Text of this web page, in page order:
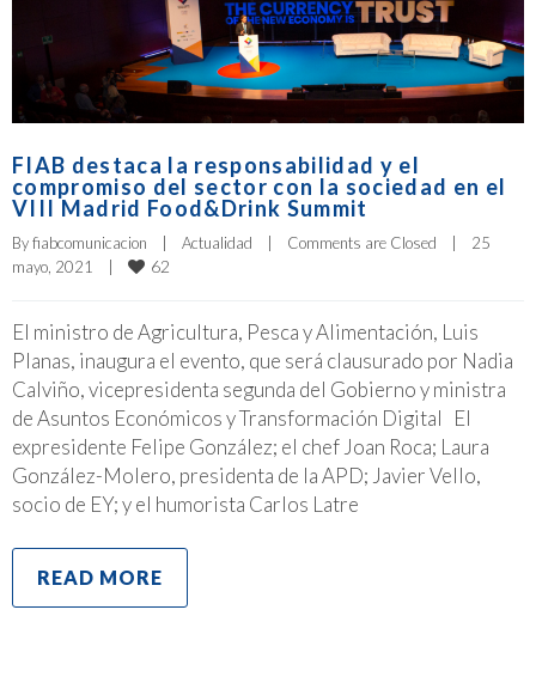
FIAB destaca la responsabilidad y el
compromiso del sector con la sociedad en el
VIII Madrid Food&Drink Summit
By fiabcomunicacion Actualidad Comments are Closed
25
mayo, 2021
62
El ministro de Agricultura, Pesca y Alimentación, Luis
Planas, inaugura el evento, que será clausurado por Nadia
Calviño, vicepresidenta segunda del Gobierno y ministra
de Asuntos Económicos y Transformación Digital El
expresidente Felipe González; el chef Joan Roca; Laura
González-Molero, presidenta de la APD; Javier Vello,
socio de EY; y el humorista Carlos Latre
READ MORE